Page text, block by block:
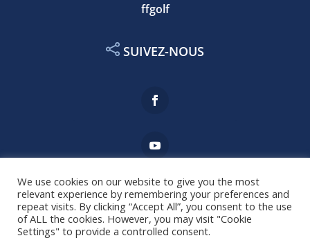
ffgolf
SUIVEZ-NOUS
Mentions légales
We use cookies on our website to give you the most
relevant experience by remembering your preferences and
repeat visits. By clicking “Accept All”, you consent to the use
of ALL the cookies. However, you may visit "Cookie
Settings" to provide a controlled consent.